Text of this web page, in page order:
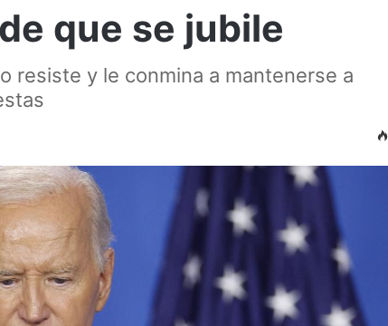
que se jubile
resiste y le conmina a mantenerse a